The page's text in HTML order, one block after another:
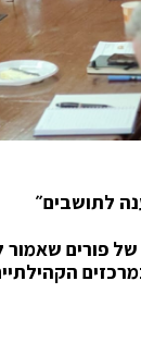
לתושבים״
פורים שאמור
(במרכזים